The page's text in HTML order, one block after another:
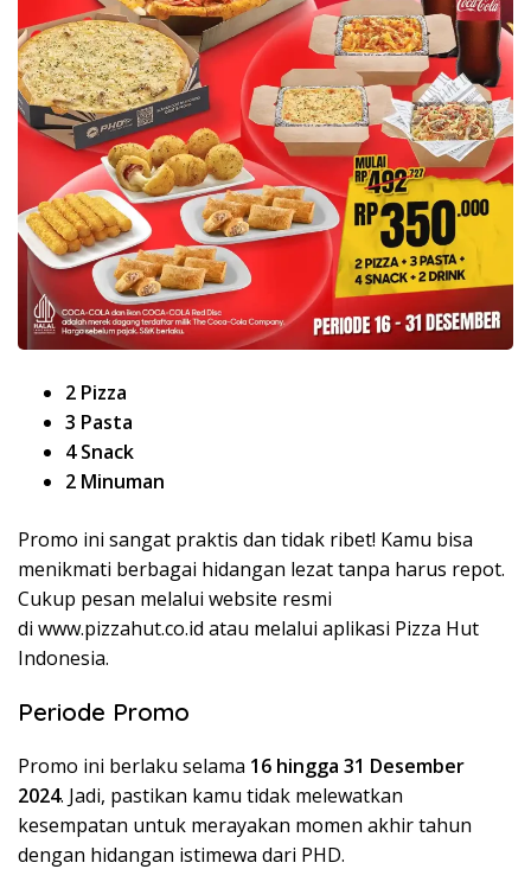
2 Pizza
3 Pasta
4 Snack
2 Minuman
Promo ini sangat praktis dan tidak ribet! Kamu bisa
menikmati berbagai hidangan lezat tanpa harus repot.
Cukup pesan melalui website resmi
di www.pizzahut.co.id atau melalui aplikasi Pizza Hut
Indonesia.
Periode Promo
Promo ini berlaku selama 16 hingga 31 Desember
2024. Jadi, pastikan kamu tidak melewatkan
kesempatan untuk merayakan momen akhir tahun
dengan hidangan istimewa dari PHD.